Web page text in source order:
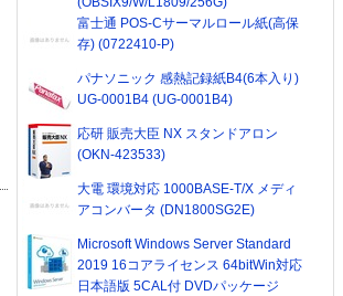
富士通 POS-Cサーマルロール紙(高保
存) (0722410-P)
パナソニック 感熱記録紙B4(6本入り)
UG-0001B4 (UG-0001B4)
応研 販売大臣 NX スタンドアロン
(OKN-423533)
大電 環境対応 1000BASE-T/X メディ
アコンバータ (DN1800SG2E)
Microsoft Windows Server Standard
2019 16コアライセンス 64bitWin対応
日本語版 5CAL付 DVDパッケージ